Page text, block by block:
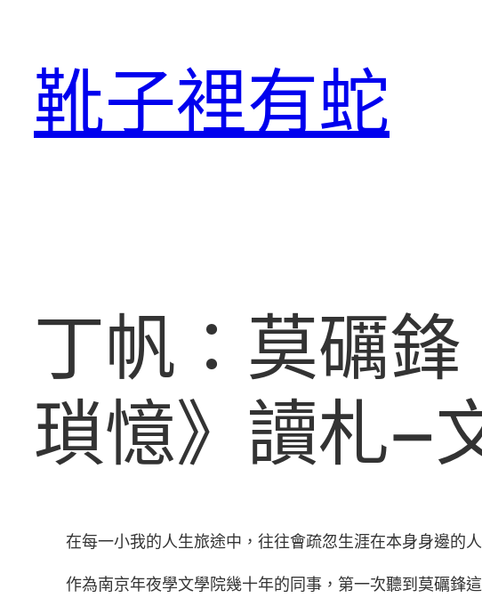
靴子裡有蛇
丁帆：莫礪
瑣憶》讀札–
在每一小我的人生旅途中，往往會疏忽生涯在本身身邊的
作為南京年夜學文學院幾十年的同事，第一次聽到莫礪鋒